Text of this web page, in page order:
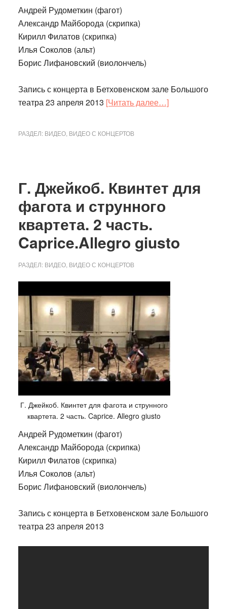
Андрей Рудометкин (фагот)
Александр Майборода (скрипка)
Кирилл Филатов (скрипка)
Илья Соколов (альт)
Борис Лифановский (виолончель)
Запись с концерта в Бетховенском зале Большого
театра 23 апреля 2013 [Читать далее…]about
струнного
Prelude.
РАЗДЕЛ: ВИДЕО, ВИДЕО С КОНЦЕРТОВ
Г. Джейкоб. Квинтет для
фагота и струнного
квартета. 2 часть.
Caprice.Allegro giusto
РАЗДЕЛ: ВИДЕО, ВИДЕО С КОНЦЕРТОВ
Г. Джейкоб. Квинтет для фагота и струнного
квартета. 2 часть. Caprice. Allegro giusto
Андрей Рудометкин (фагот)
Александр Майборода (скрипка)
Кирилл Филатов (скрипка)
Илья Соколов (альт)
Борис Лифановский (виолончель)
Запись с концерта в Бетховенском зале Большого
театра 23 апреля 2013